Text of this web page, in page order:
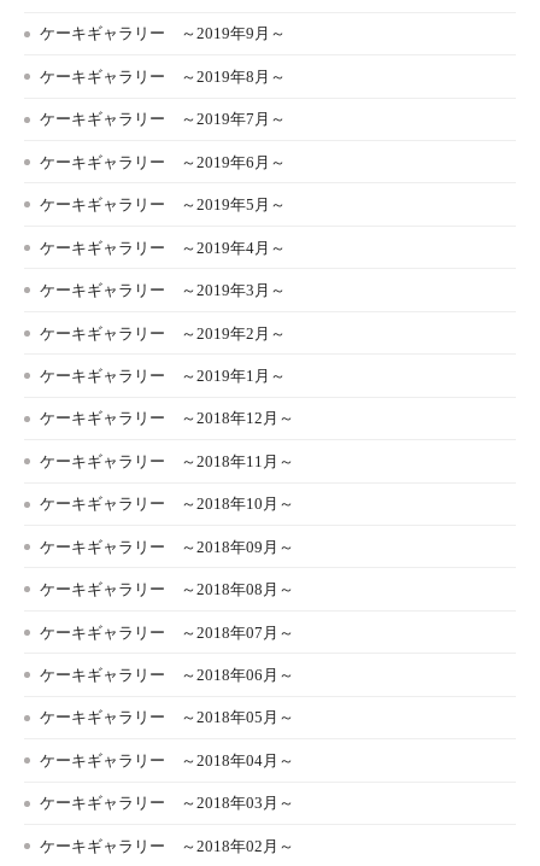
ケーキギャラリー ～2019年9月～
ケーキギャラリー ～2019年8月～
ケーキギャラリー ～2019年7月～
ケーキギャラリー ～2019年6月～
ケーキギャラリー ～2019年5月～
ケーキギャラリー ～2019年4月～
ケーキギャラリー ～2019年3月～
ケーキギャラリー ～2019年2月～
ケーキギャラリー ～2019年1月～
ケーキギャラリー ～2018年12月～
ケーキギャラリー ～2018年11月～
ケーキギャラリー ～2018年10月～
ケーキギャラリー ～2018年09月～
ケーキギャラリー ～2018年08月～
ケーキギャラリー ～2018年07月～
ケーキギャラリー ～2018年06月～
ケーキギャラリー ～2018年05月～
ケーキギャラリー ～2018年04月～
ケーキギャラリー ～2018年03月～
ケーキギャラリー ～2018年02月～